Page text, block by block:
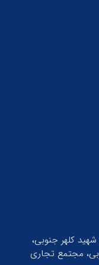
کلهر جنوبی،
مجتمع تجاری